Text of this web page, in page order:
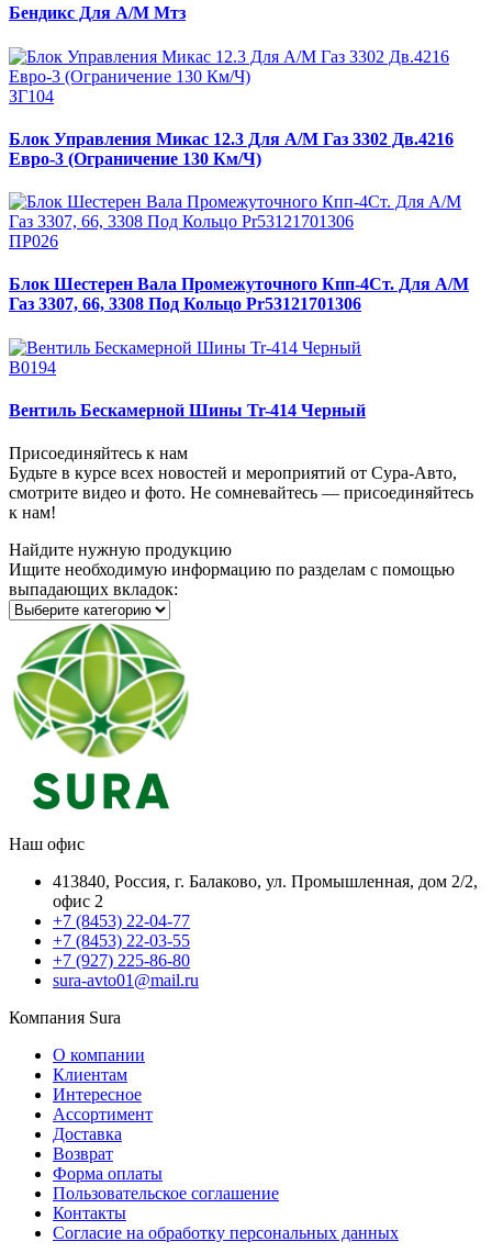
Бендикс Для А/М Мтз
ЗГ104
Блок Управления Микас 12.3 Для А/М Газ 3302 Дв.4216
Евро-3 (Ограничение 130 Км/Ч)
ПР026
Блок Шестерен Вала Промежуточного Кпп-4Ст. Для А/М
Газ 3307, 66, 3308 Под Кольцо Pr53121701306
В0194
Вентиль Бескамерной Шины Tr-414 Черный
Присоединяйтесь к нам
Будьте в курсе всех новостей и мероприятий от Сура-Авто,
смотрите видео и фото. Не сомневайтесь — присоединяйтесь
к нам!
Найдите нужную продукцию
Ищите необходимую информацию по разделам с помощью
выпадающих вкладок:
Наш офис
413840, Россия, г. Балаково, ул. Промышленная, дом 2/2,
офис 2
+7 (8453) 22-04-77
+7 (8453) 22-03-55
+7 (927) 225-86-80
sura-avto01@mail.ru
Компания Sura
О компании
Клиентам
Интересное
Ассортимент
Доставка
Возврат
Форма оплаты
Пользовательское соглашение
Контакты
Согласие на обработку персональных данных